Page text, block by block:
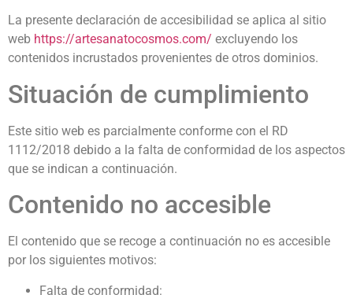
La presente declaración de accesibilidad se aplica al sitio
web https://artesanatocosmos.com/ excluyendo los
contenidos incrustados provenientes de otros dominios.
Situación de cumplimiento
Este sitio web es parcialmente conforme con el RD
1112/2018 debido a la falta de conformidad de los aspectos
que se indican a continuación.
Contenido no accesible
El contenido que se recoge a continuación no es accesible
por los siguientes motivos:
Falta de conformidad: